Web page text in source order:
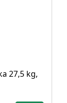
27,5 kg,